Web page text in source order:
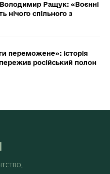
Ращук: «Воєнні
нічого спільного з
переможене»: історія
російський полон